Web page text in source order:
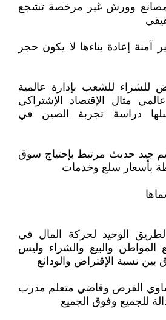
مصانع وورش غير مرخصة تشجع
آمنة إعادة بناءها لا يكون حجر
للشعب بإدارة عالمية
مثال الإقتصاد الإشتراكي
دراسة تجربة الصين في
جيد حديث مرتبط بإحتياج سوق
بأسعار سلع وخدمات
الوحيد لحركة المال في
المواطن والبيع والشراء وليس
نسبة الإقتراض والودائع
الفرص وقاضي متعلم مدرب
للجميع وفوق الجميع